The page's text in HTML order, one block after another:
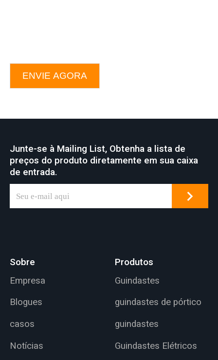
ENVIE AGORA
Junte-se à Mailing List, Obtenha a lista de
preços do produto diretamente em sua caixa
de entrada.
Sobre
Empresa
Blogues
casos
Notícias
Produtos
Guindastes
guindastes de pórtico
guindastes
Guindastes Elétricos